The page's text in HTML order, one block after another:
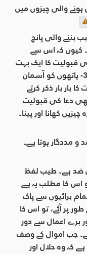
والی چيزوں میں
والی پانچ
سفر۔ کیوں کہ اس سے
قبولیت کا ایک بہت
بڑا سبب ہے۔ 2- اضطراری حالت۔ 3- ہاتھوں کو آسمان
ربوبیت کا بار بار ذکر کرتے
بھی دعا کی قبولیت
و مددگار ہوتا ہے۔
ضد ہے۔ طیب لفظ
اس کا مطلب یہ ہے
برائیوں سے پاک
پر آئے، تو اس کا
برے اعمال سے دور
جب اموال کے وصف
کہ وہ حلال اور